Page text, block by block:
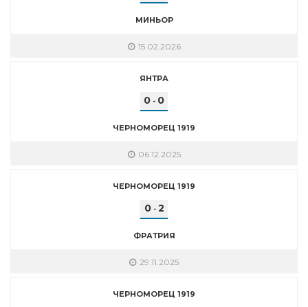
МИНЬОР
15.02.2026
ЯНТРА
0 - 0
ЧЕРНОМОРЕЦ 1919
06.12.2025
ЧЕРНОМОРЕЦ 1919
0- 2
ФРАТРИЯ
29.11.2025
ЧЕРНОМОРЕЦ 1919